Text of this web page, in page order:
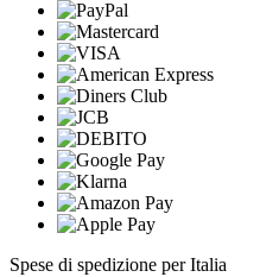
Spese di spedizione per Italia